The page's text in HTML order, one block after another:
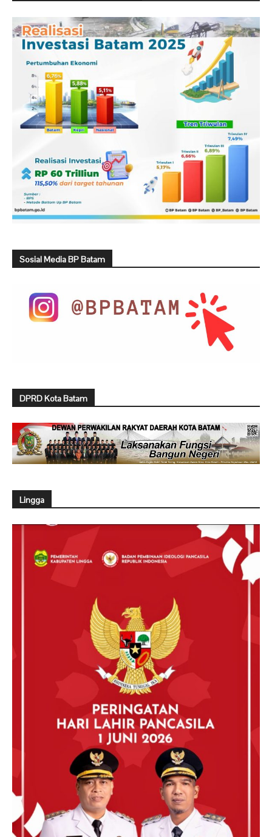
Sosial Media BP Batam
DPRD Kota Batam
Lingga